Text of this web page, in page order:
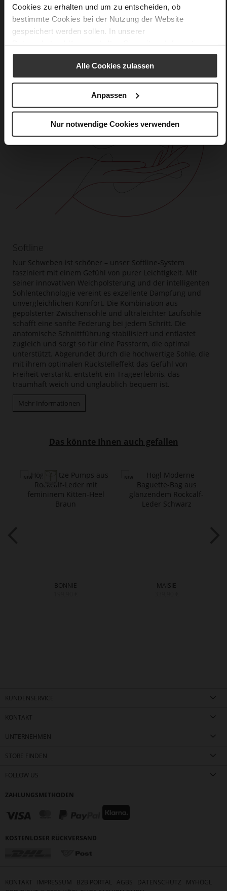
Cookies zu erhalten und um zu entscheiden, ob
bestimmte Cookies bei der Nutzung der Website
gespeichert werden sollen. In unserer
Alle Cookies zulassen
Anpassen
Nur notwendige Cookies verwenden
Softline
Nur Schweben ist schöner – unser Softline-System
fasziniert mit einem Gefühl von purer Leichtigkeit. Mit
seiner innovativen Weichpolsterung und der intelligenten
Sohlentechnologie vereint es exzellente Dämpfung und
unvergleichlichen Komfort. Die Kombination aus
gepolsterter Zwischensohle und ultraleichter Laufsohle
schafft eine sanfte Federung bei jedem Schritt. Die
anatomische Schnittführung stabilisiert und entlastet
zugleich und sorgt so für eine Passform, die optimal
unterstützt. Abgerundet durch die hochwertige Sohle, die
mit ihrem optimalen Rückstelleffekt das Gefühl von
Freiheit verstärkt, entsteht ein Trageerlebnis, das
traumhaft weich und unglaublich bequem ist.
Mehr Informationen
Das könnte Ihnen auch gefallen
BONNIE
MAISIE
KUNDENSERVICE
KONTAKT
UNTERNEHMEN
STORE FINDEN
FOLLOW US
ZAHLUNGSMETHODEN
KOSTENLOSER RÜCKVERSAND
KONTAKT IMPRESSUM B2B PORTAL AGBS DATENSCHUTZ
MYHÖGL